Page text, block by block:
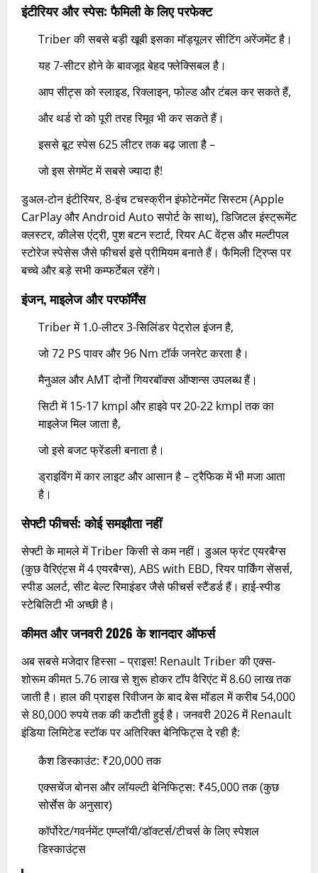
इंटीरियर और स्पेस: फैमिली के लिए परफेक्ट
Triber की सबसे बड़ी खूबी इसका मॉड्यूलर सीटिंग अरेंजमेंट है।
यह 7-सीटर होने के बावजूद बेहद फ्लेक्सिबल है।
आप सीट्स को स्लाइड, रिक्लाइन, फोल्ड और टंबल कर सकते हैं,
और थर्ड रो को पूरी तरह रिमूव भी कर सकते हैं।
इससे बूट स्पेस 625 लीटर तक बढ़ जाता है –
जो इस सेगमेंट में सबसे ज्यादा है!
डुअल-टोन इंटीरियर, 8-इंच टचस्क्रीन इंफोटेनमेंट सिस्टम (Apple
CarPlay और Android Auto सपोर्ट के साथ), डिजिटल इंस्ट्रूमेंट
क्लस्टर, कीलेस एंट्री, पुश बटन स्टार्ट, रियर AC वेंट्स और मल्टीपल
स्टोरेज स्पेसेस जैसे फीचर्स इसे प्रीमियम बनाते हैं। फैमिली ट्रिप्स पर
बच्चे और बड़े सभी कम्फर्टेबल रहेंगे।
इंजन, माइलेज और परफॉर्मेंस
Triber में 1.0-लीटर 3-सिलिंडर पेट्रोल इंजन है,
जो 72 PS पावर और 96 Nm टॉर्क जनरेट करता है।
मैनुअल और AMT दोनों गियरबॉक्स ऑप्शन्स उपलब्ध हैं।
सिटी में 15-17 kmpl और हाइवे पर 20-22 kmpl तक का
माइलेज मिल जाता है,
जो इसे बजट फ्रेंडली बनाता है।
ड्राइविंग में कार लाइट और आसान है – ट्रैफिक में भी मजा आता
है।
सेफ्टी फीचर्स: कोई समझौता नहीं
सेफ्टी के मामले में Triber किसी से कम नहीं। डुअल फ्रंट एयरबैग्स
(कुछ वैरिएंट्स में 4 एयरबैग्स), ABS with EBD, रियर पार्किंग सेंसर्स,
स्पीड अलर्ट, सीट बेल्ट रिमाइंडर जैसे फीचर्स स्टैंडर्ड हैं। हाई-स्पीड
स्टेबिलिटी भी अच्छी है।
कीमत और जनवरी 2026 के शानदार ऑफर्स
अब सबसे मजेदार हिस्सा – प्राइस! Renault Triber की एक्स-
शोरूम कीमत 5.76 लाख से शुरू होकर टॉप वैरिएंट में 8.60 लाख तक
जाती है। हाल की प्राइस रिवीजन के बाद बेस मॉडल में करीब 54,000
से 80,000 रुपये तक की कटौती हुई है। जनवरी 2026 में Renault
इंडिया लिमिटेड स्टॉक पर अतिरिक्त बेनिफिट्स दे रही है:
कैश डिस्काउंट: ₹20,000 तक
एक्सचेंज बोनस और लॉयल्टी बेनिफिट्स: ₹45,000 तक (कुछ
सोर्सेस के अनुसार)
कॉर्पोरेट/गवर्नमेंट एम्प्लॉयी/डॉक्टर्स/टीचर्स के लिए स्पेशल
डिस्काउंट्स